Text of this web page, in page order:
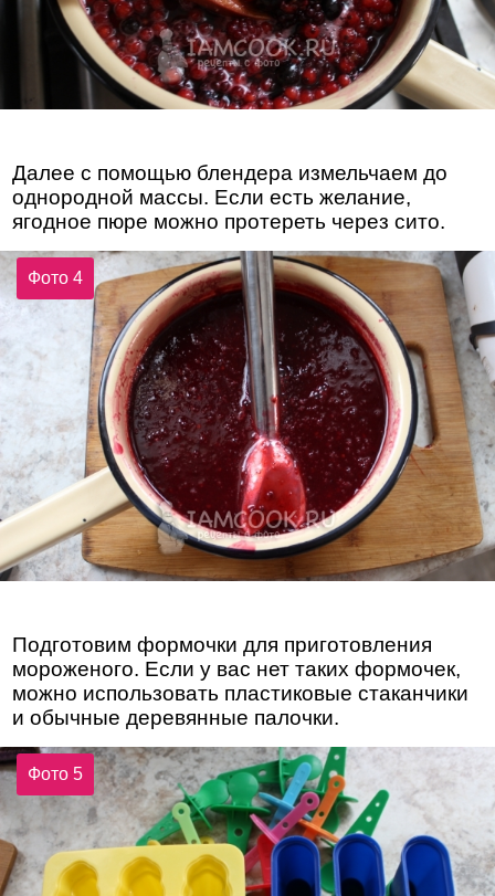
Далее с помощью блендера измельчаем до
однородной массы. Если есть желание,
ягодное пюре можно протереть через сито.
Фото 4
Подготовим формочки для приготовления
мороженого. Если у вас нет таких формочек,
можно использовать пластиковые стаканчики
и обычные деревянные палочки.
Фото 5